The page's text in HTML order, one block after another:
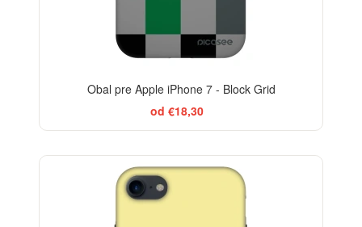
Obal pre Apple iPhone 7 - Block Grid
od €18,30